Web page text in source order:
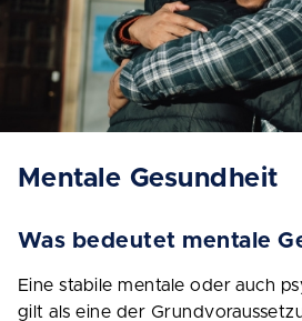
Mentale Gesundheit
Was bedeutet mentale
Eine stabile mentale oder auch
gilt als eine der